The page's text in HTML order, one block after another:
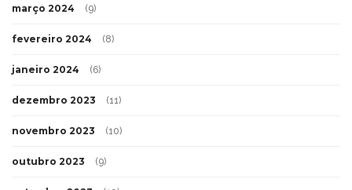
março 2024 (9)
fevereiro 2024 (8)
janeiro 2024 (6)
dezembro 2023 (11)
novembro 2023 (10)
outubro 2023 (9)